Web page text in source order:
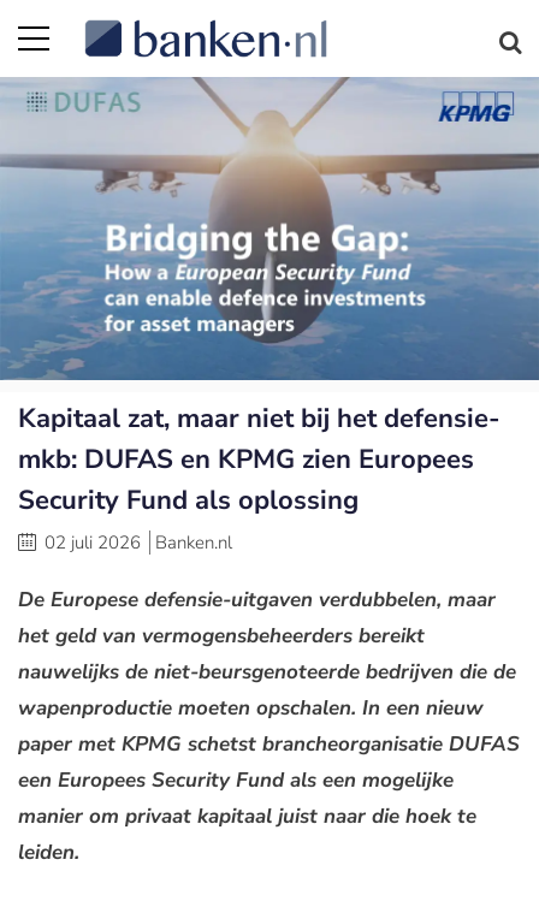
Kapitaal zat, maar niet bij het defensie-
mkb: DUFAS en KPMG zien Europees
Security Fund als oplossing
02 juli 2026 Banken.nl
De Europese defensie-uitgaven verdubbelen, maar
het geld van vermogensbeheerders bereikt
nauwelijks de niet-beursgenoteerde bedrijven die de
wapenproductie moeten opschalen. In een nieuw
paper met KPMG schetst brancheorganisatie DUFAS
een Europees Security Fund als een mogelijke
manier om privaat kapitaal juist naar die hoek te
leiden.